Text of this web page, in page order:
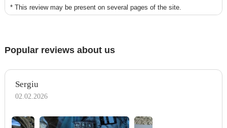
* This review may be present on several pages of the site.
Popular reviews about us
Sergiu
02.02.2026